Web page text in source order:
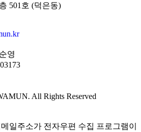
501호 (덕은동)
영
All Rights Reserved
일주소가 전자우편 수집 프로그램이